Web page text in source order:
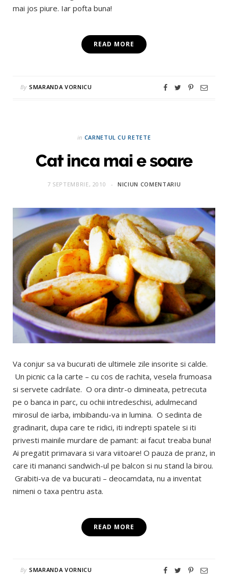
mai jos piure. Iar pofta buna!
READ MORE
By SMARANDA VORNICU
in CARNETUL CU RETETE
Cat inca mai e soare
7 SEPTEMBRIE, 2010 NICIUN COMENTARIU
Va conjur sa va bucurati de ultimele zile insorite si calde.
Un picnic ca la carte – cu cos de rachita, vesela frumoasa
si servete cadrilate. O ora dintr-o dimineata, petrecuta
pe o banca in parc, cu ochii intredeschisi, adulmecand
mirosul de iarba, imbibandu-va in lumina. O sedinta de
gradinarit, dupa care te ridici, iti indrepti spatele si iti
privesti mainile murdare de pamant: ai facut treaba buna!
Ai pregatit primavara si vara viitoare! O pauza de pranz, in
care iti mananci sandwich-ul pe balcon si nu stand la birou.
Grabiti-va de va bucurati – deocamdata, nu a inventat
nimeni o taxa pentru asta.
READ MORE
By SMARANDA VORNICU